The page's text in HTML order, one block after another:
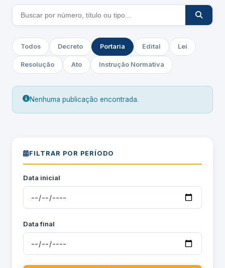
Todos Decreto Portaria Edital Lei
Resolução Ato Instrução Normativa
Nenhuma publicação encontrada.
FILTRAR POR PERÍODO
Data inicial
Data final